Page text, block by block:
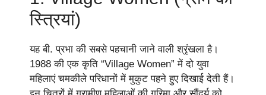
स्त्रियां)
यह बी. प्रभा की सबसे पहचानी जाने वाली श्रृंखला है।
1988 की एक कृति “Village Women” में दो युवा
महिलाएं चमकीले परिधानों में मुकुट पहने हुए दिखाई देती हैं।